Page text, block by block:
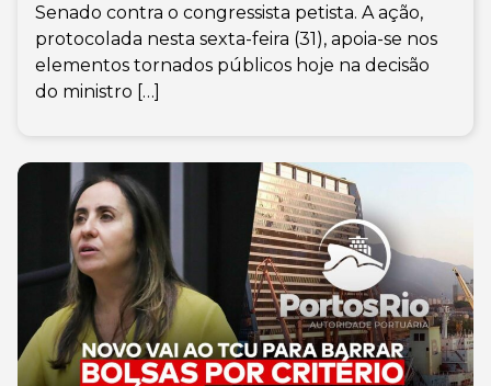
Senado contra o congressista petista. A ação,
protocolada nesta sexta-feira (31), apoia-se nos
elementos tornados públicos hoje na decisão
do ministro […]